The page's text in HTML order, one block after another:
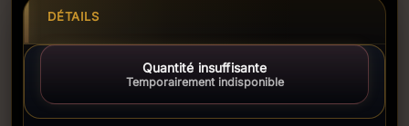
DÉTAILS
Quantité insuffisante
Temporairement indisponible